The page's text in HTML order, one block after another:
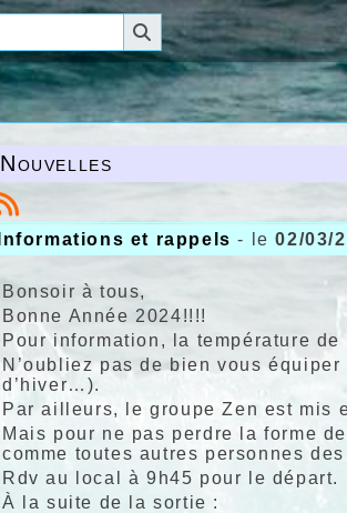
Nouvelles
Informations et rappels- le02/03/
Bonsoir à tous,
Bonne Année 2024!!!!
Pour information, la température
N’oubliez pas de bien vous
d’hiver…).
Par ailleurs, le groupe Zen est mis
Mais pour ne pas perdre la forme
comme toutes autres personnes
Rdv au local à 9h45 pour le départ.
À la suite de la sortie :